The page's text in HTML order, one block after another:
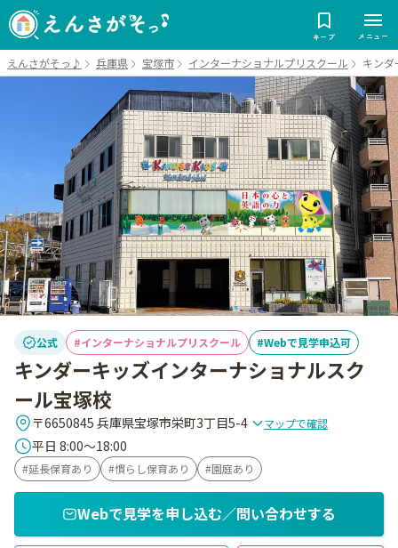
キープ メニュー
えんさがそっ♪ 兵庫県 宝塚市 インターナショナルプリスクール キン
公式 インターナショナルプリスクール Webで見学申込可
キンダーキッズインターナショナルスク
ール宝塚校
〒6650845 兵庫県宝塚市栄町3丁目5-4 マップで確認
平日 8:00～18:00
延長保育あり 慣らし保育あり 園庭あり
Webで見学を申し込む／問い合わせする